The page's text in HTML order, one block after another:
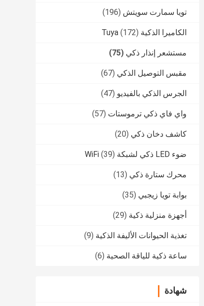
تويا سمارت سويتش (196)
الكاميرا الذكية Tuya (172)
مستشعر إنذار ذكي (75)
مقبس التوصيل الذكي (67)
الجرس الذكي بالفيديو (47)
واي فاي ذكي ترموستات (57)
كاشف دخان ذكي (20)
ضوء LED ذكي لشبكة WiFi (39)
محرك ستارة ذكي (13)
بوابة تويا زيجبي (35)
أجهزة منزلية ذكية (29)
تغذية الحيوانات الأليفة الذكية (9)
ساعة ذكية للياقة الصحية (6)
شهادة